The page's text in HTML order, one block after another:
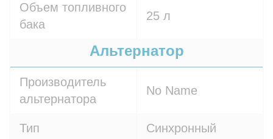
Объем топливного
бака
25 л
Альтернатор
Производитель
альтернатора
No Name
Тип Синхронный